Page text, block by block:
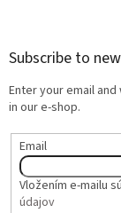
Subscribe to
Enter your email
in our e-shop.
Email
Vložením e-mailu
údajov